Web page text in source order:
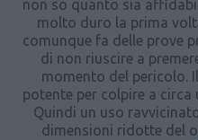
non so quanto sia
molto duro la prima
comunque fa delle prove
di non riuscire a
momento del pericolo.
potente per colpire a circa
Quindi un uso
dimensioni ridotte del